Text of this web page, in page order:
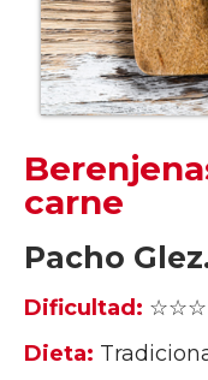
carne
Pacho
Dificultad: ☆☆☆
Dieta: